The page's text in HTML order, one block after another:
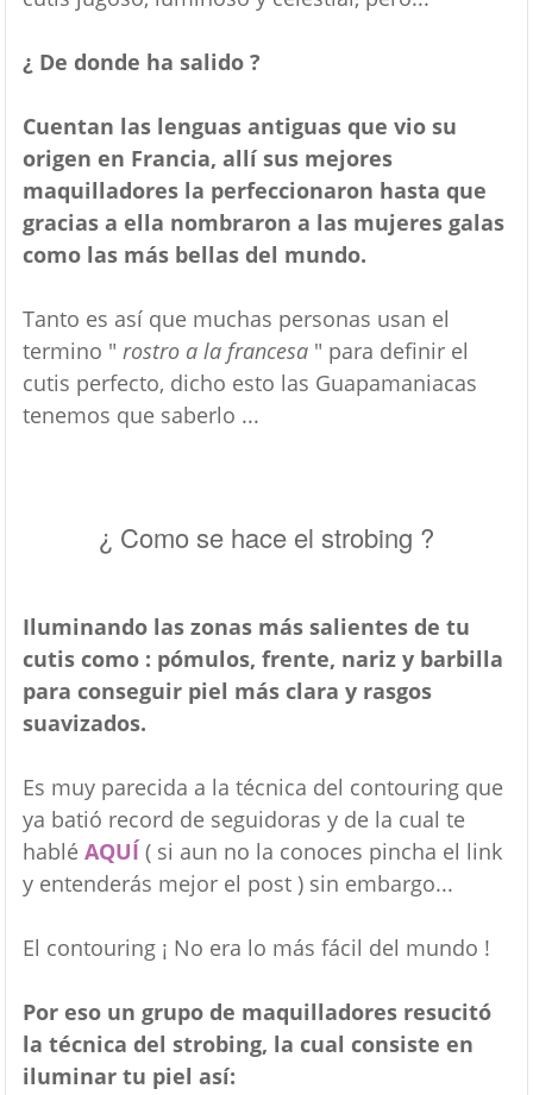
¿ De donde ha salido ?
Cuentan las lenguas antiguas que vio su
origen en Francia, allí sus mejores
maquilladores la perfeccionaron hasta que
gracias a ella nombraron a las mujeres galas
como las más bellas del mundo.
Tanto es así que muchas personas usan el
termino " rostro a la francesa" para definir el
cutis perfecto, dicho esto las Guapamaniacas
tenemos que saberlo ...
¿ Como se hace el strobing ?
Iluminando las zonas más salientes de tu
cutis como : pómulos, frente, nariz y barbilla
para conseguir piel más clara y rasgos
suavizados.
Es muy parecida a la técnica del contouring que
ya batió record de seguidoras y de la cual te
hablé AQUÍ( si aun no la conoces pincha el link
y entenderás mejor el post ) sin embargo...
El contouring ¡ No era lo más fácil del mundo !
Por eso un grupo de maquilladores resucitó
la técnica del strobing, la cual consiste en
iluminar tu piel así: